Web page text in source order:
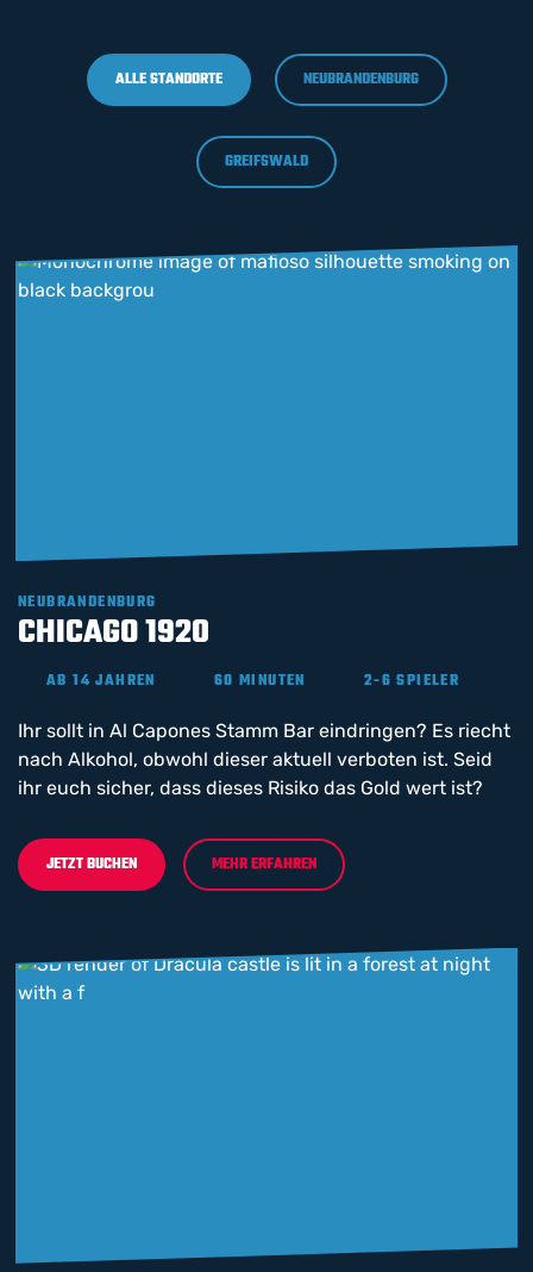
ALLE STANDORTE NEUBRANDENBURG
GREIFSWALD
NEUBRANDENBURG
CHICAGO 1920
AB 14 JAHREN 60 MINUTEN 2-6 SPIELER
Ihr sollt in Al Capones Stamm Bar eindringen? Es riecht
nach Alkohol, obwohl dieser aktuell verboten ist. Seid
ihr euch sicher, dass dieses Risiko das Gold wert ist?
JETZT BUCHEN MEHR ERFAHREN